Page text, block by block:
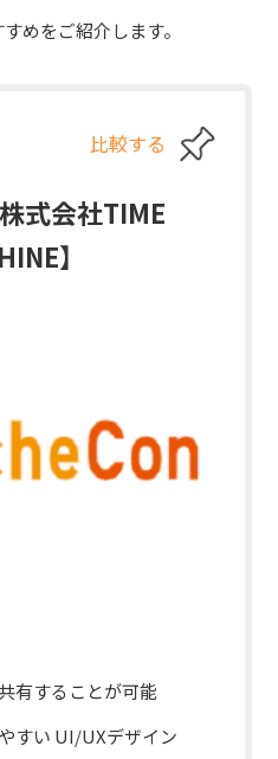
めをご紹介します。
比較する
式会社TIME
】
有することが可能
すい UI/UXデザイン